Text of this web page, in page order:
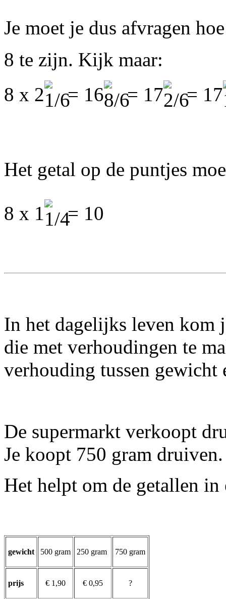
Je moet je dus afvragen
8 te zijn. Kijk maar:
8 x 2
= 16 = 17 = 17
Het getal op de puntjes
8 x 1 = 10
In het dagelijks leven kom
die met verhoudingen te
verhouding tussen gewicht
De supermarkt verkoopt
Je koopt 750 gram
Het helpt om de getallen in
gewicht 500 gram 250 gram 750 gram
prijs € 1,90 € 0,95 ?